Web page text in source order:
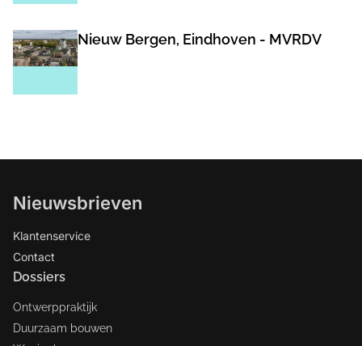
Nieuw Bergen, Eindhoven - MVRDV
Nieuwsbrieven
Klantenservice
Contact
Dossiers
Ontwerppraktijk
Duurzaam bouwen